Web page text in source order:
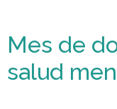
Mes de
salud